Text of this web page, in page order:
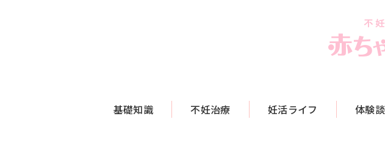
基礎知識 不妊治療 妊活ライフ 体験談